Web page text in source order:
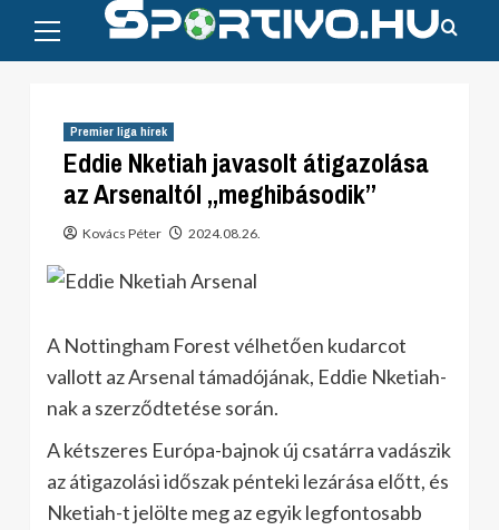
content
Menu
Premier liga hírek
Eddie Nketiah javasolt átigazolása
az Arsenaltól „meghibásodik”
Kovács Péter 2024.08.26.
A Nottingham Forest vélhetően kudarcot
vallott az Arsenal támadójának, Eddie Nketiah-
nak a szerződtetése során.
A kétszeres Európa-bajnok új csatárra vadászik
az átigazolási időszak pénteki lezárása előtt, és
Nketiah-t jelölte meg az egyik legfontosabb